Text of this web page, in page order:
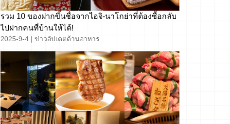
รวม 10 ของฝากขึ้นชื่อจากไอจิ-นาโกย่าที่ต้องซื้อกลับ
ไปฝากคนที่บ้านให้ได้!
2025-9-4 | ข่าวอัปเดตด้านอาหาร